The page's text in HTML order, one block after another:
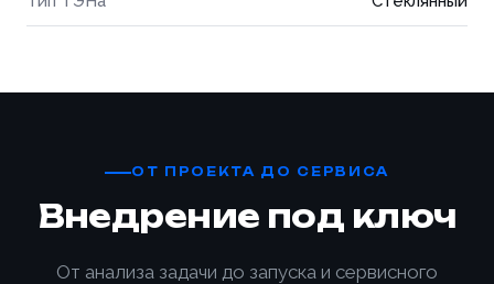
ОТ ПРОЕКТА ДО СЕРВИСА
Внедрение под ключ
От анализа задачи до запуска и сервисного